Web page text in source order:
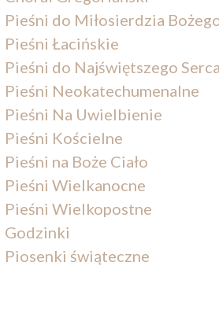
Pieśni do Miłosierdzia
Pieśni Łacińskie
Pieśni do Najświętszego
Pieśni Neokatechumenalne
Pieśni Na Uwielbienie
Pieśni Kościelne
Pieśni na Boże Ciało
Pieśni Wielkanocne
Pieśni Wielkopostne
Godzinki
Piosenki świąteczne